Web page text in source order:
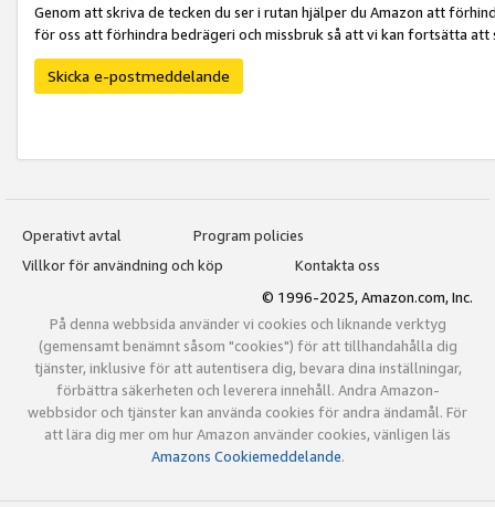
Genom att skriva de tecken du ser i rutan hjälper du Amazon att
för oss att förhindra bedrägeri och missbruk så att vi kan fortsätta
Skicka e-postmeddelande
Operativt avtal
Program policies
Villkor för användning och köp
Kontakta oss
© 1996-2025, Amazon.com, Inc.
På denna webbsida använder vi cookies och liknande verktyg
(gemensamt benämnt såsom "cookies") för att tillhandahålla dig
tjänster, inklusive för att autentisera dig, bevara dina inställningar,
förbättra säkerheten och leverera innehåll. Andra Amazon-
webbsidor och tjänster kan använda cookies för andra ändamål. För
att lära dig mer om hur Amazon använder cookies, vänligen läs
Amazons Cookiemeddelande.